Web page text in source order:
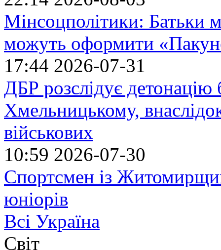
Мінсоцполітики: Батьки
можуть оформити
17:44 2026-07-31
ДБР розслідує детонацію
Хмельницькому,
військових
10:59 2026-07-30
Спортсмен із
юніорів
Всі Україна
Світ